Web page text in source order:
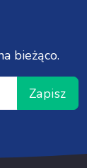
bieżąco.
Zapisz